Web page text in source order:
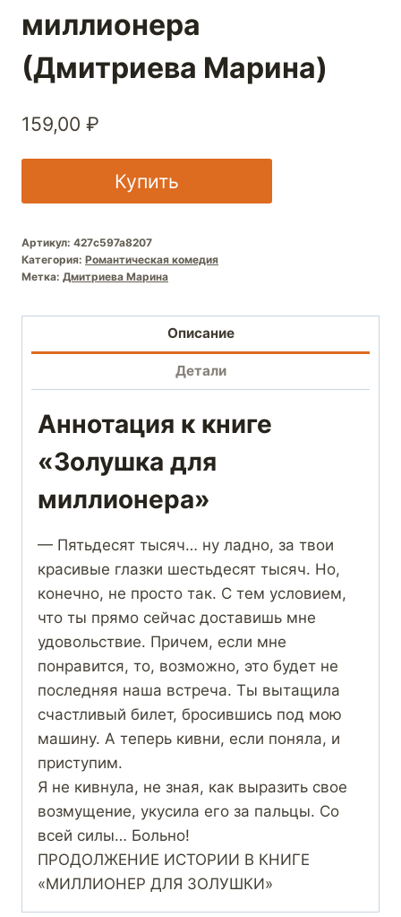
миллионера
(Дмитриева Марина)
159,00 ₽
Купить
Артикул: 427c597a8207
Категория: Романтическая комедия
Метка: Дмитриева Марина
Описание
Детали
Аннотация к книге
«Золушка для
миллионера»
— Пятьдесят тысяч… ну ладно, за твои
красивые глазки шестьдесят тысяч. Но,
конечно, не просто так. С тем условием,
что ты прямо сейчас доставишь мне
удовольствие. Причем, если мне
понравится, то, возможно, это будет не
последняя наша встреча. Ты вытащила
счастливый билет, бросившись под мою
машину. А теперь кивни, если поняла, и
приступим.
Я не кивнула, не зная, как выразить свое
возмущение, укусила его за пальцы. Со
всей силы… Больно!
ПРОДОЛЖЕНИЕ ИСТОРИИ В КНИГЕ
«МИЛЛИОНЕР ДЛЯ ЗОЛУШКИ»